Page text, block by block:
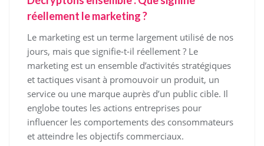
réellement le marketing ?
Le marketing est un terme largement utilisé de nos
jours, mais que signifie-t-il réellement ? Le
marketing est un ensemble d’activités stratégiques
et tactiques visant à promouvoir un produit, un
service ou une marque auprès d’un public cible. Il
englobe toutes les actions entreprises pour
influencer les comportements des consommateurs
et atteindre les objectifs commerciaux.